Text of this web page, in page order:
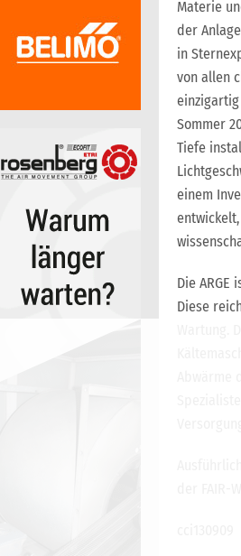
Materie
der
in
von allen
einzigartig
Sommer
Tiefe
einem
Die
Diese